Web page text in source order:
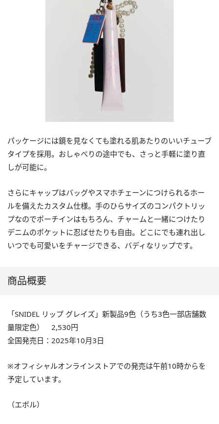
パッケージには鏡を見なくても塗れる肌あたりのいいチューブ
タイプを採用。おしゃべりの途中でも、さっと手軽に塗り直
しが可能に。
さらにキャップはバッグやスマホチェーンにつけられるホー
ルを備えたカスタム仕様。手のひらサイズのコンパクトリッ
プなのでポーチインはもちろん、チャームと一緒につけたり
デニムのポケットに忍ばせたりも自由。どこにでも連れ出し
いつでも可愛いをチャージできる、バディなリップです。
商品概要
「SNIDEL リップ グレイズ」新製品9色（うち3色一部店舗数
量限定色） 2,530円
全国発売日：2025年10月3日
※オフィシャルオンラインストアでの発売は午前10時からを
予定しています。
（エボル）